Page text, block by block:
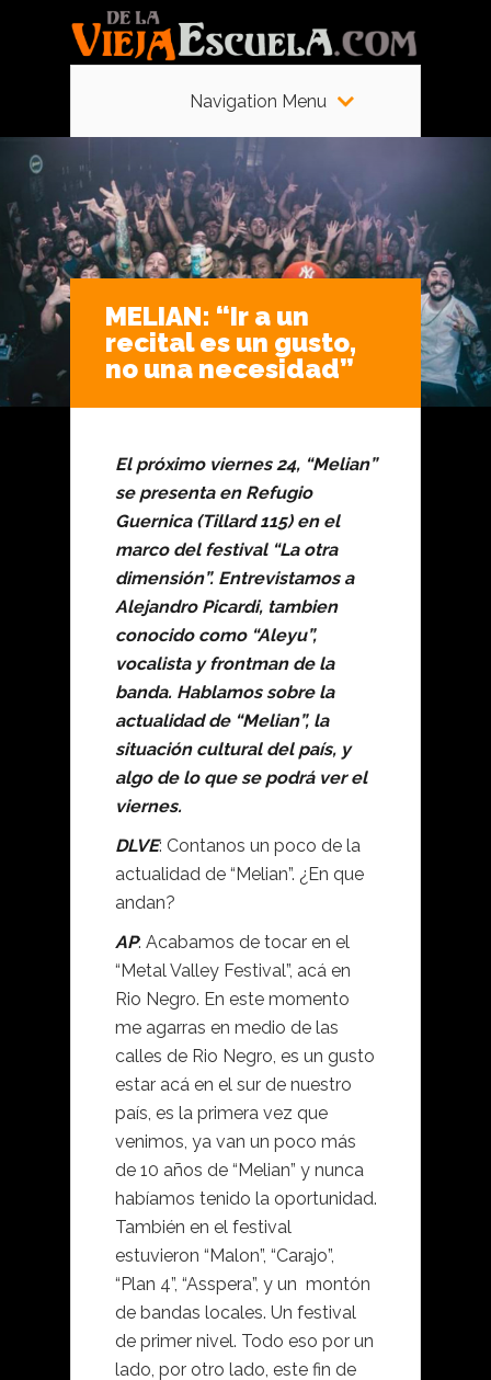
Navigation Menu
MELIAN: “Ir a un
recital es un gusto,
no una necesidad”
El próximo viernes 24, “Melian”
se presenta en Refugio
Guernica (Tillard 115) en el
marco del festival “La otra
dimensión”. Entrevistamos a
Alejandro Picardi, tambien
conocido como “Aleyu”,
vocalista y frontman de la
banda. Hablamos sobre la
actualidad de “Melian”, la
situación cultural del país, y
algo de lo que se podrá ver el
viernes.
DLVE: Contanos un poco de la
actualidad de “Melian”. ¿En que
andan?
AP: Acabamos de tocar en el
“Metal Valley Festival”, acá en
Rio Negro. En este momento
me agarras en medio de las
calles de Rio Negro, es un gusto
estar acá en el sur de nuestro
país, es la primera vez que
venimos, ya van un poco más
de 10 años de “Melian” y nunca
habíamos tenido la oportunidad.
También en el festival
estuvieron “Malon”, “Carajo”,
“Plan 4”, “Asspera”, y un montón
de bandas locales. Un festival
de primer nivel. Todo eso por un
lado, por otro lado, este fin de